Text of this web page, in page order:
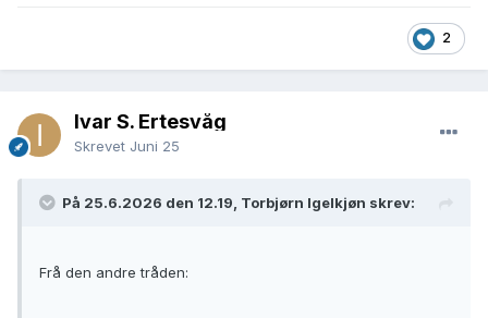
2
Ivar S. Ertesvåg
Skrevet Juni 25
På 25.6.2026 den 12.19, Torbjørn Igelkjøn skrev:
Frå den andre tråden: